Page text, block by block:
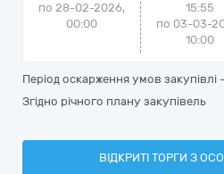
по 28-02-2026,
00:00
15:55
по 03-03-
10:00
Період оскарження умов закупівлі
Згідно річного плану закупівель
ВІДКРИТІ ТОРГИ З